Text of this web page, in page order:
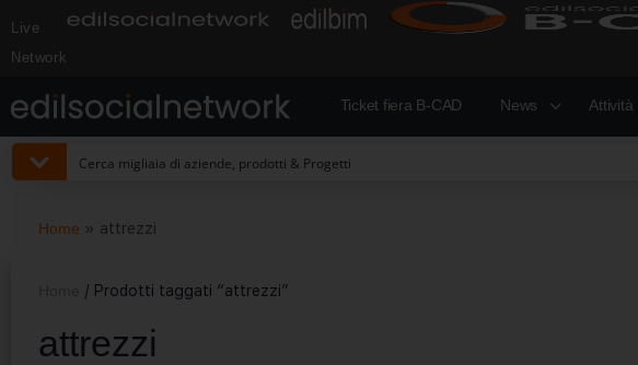
Live
Network
Ticket fiera B-CAD News Attività
Home » attrezzi
/ Prodotti taggati “attrezzi”
attrezzi